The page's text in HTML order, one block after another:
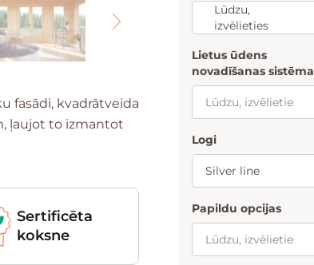
fasādi, kvadrātveida
ļaujot to izmantot
Sertificēta
koksne
Lūdzu,
izvēlieties
Lietus ūdens
novadīšanas sistēma
Logi
Papildu opcijas